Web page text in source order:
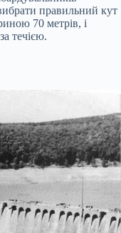
правильний кут
70 метрів, і
течією.